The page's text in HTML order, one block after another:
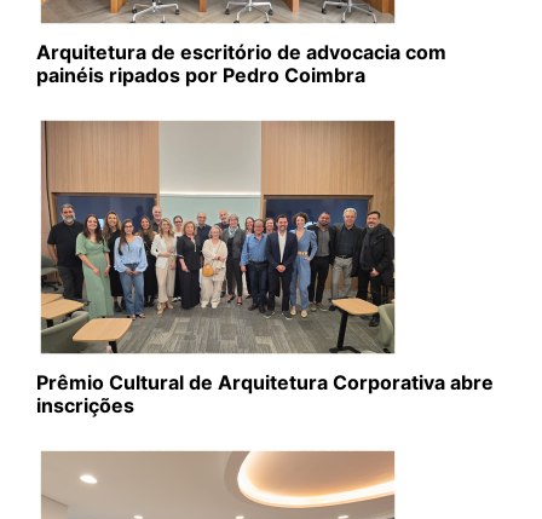
Arquitetura de escritório de advocacia com
painéis ripados por Pedro Coimbra
Prêmio Cultural de Arquitetura Corporativa abre
inscrições